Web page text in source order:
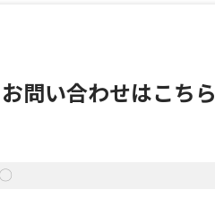
お問い合わせはこちら